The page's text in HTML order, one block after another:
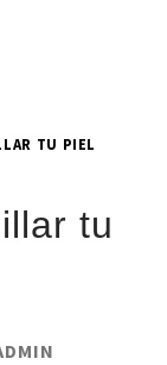
TU PIEL
tu